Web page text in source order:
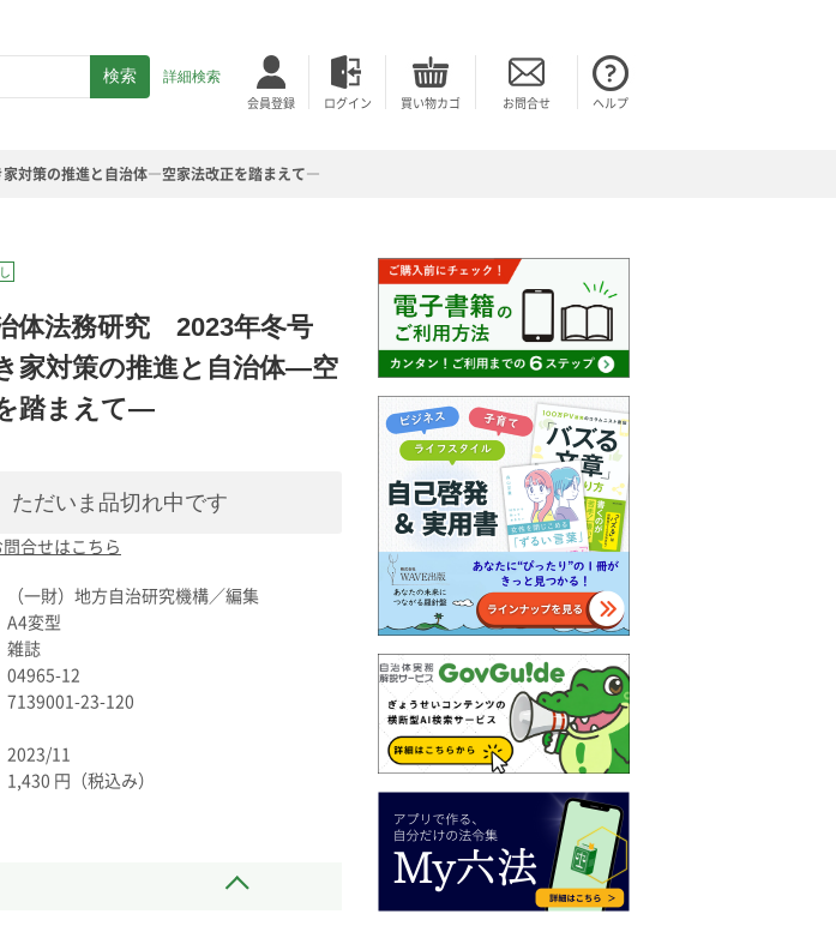
詳細検索
会員登録 ログイン 買い物カゴ お問合せ ヘルプ
策の推進と自治体―空家法改正を踏まえて―
体法務研究 2023年冬号
家対策の推進と自治体―空
踏まえて―
ただいま品切れ中です
合せはこちら
（一財）地方自治研究機構／編集
A4変型
雑誌
04965-12
7139001-23-120
2023/11
1,430 円（税込み）